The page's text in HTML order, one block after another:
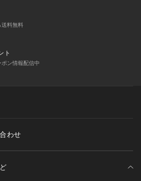
2025ssmodel ニューバランス new bal
パースポーツゼビオ ゼビオ Super Spo
ss25cp06 25kidsh nbshru25 y20
ss25509cpn nb_mpc2509 xmas202
送料無料
ト
ン情報配信中
わせ